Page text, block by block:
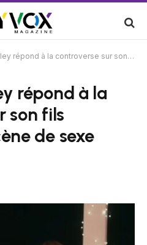
la controverse sur son fils dirigeant sa scène de sexe lesbien
répond à la
son fils
de sexe